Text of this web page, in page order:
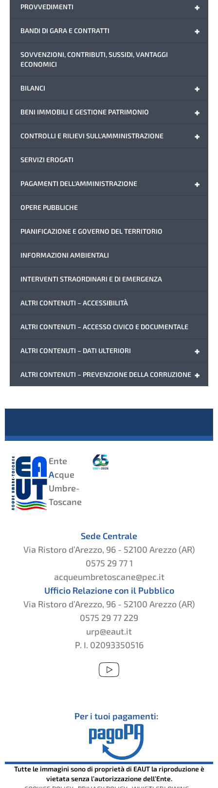
+
PROVVEDIMENTI
+
BANDI DI GARA E CONTRATTI
SOVVENZIONI, CONTRIBUTI, SUSSIDI, VANTAGGI
ECONOMICI
+
BILANCI
+
BENI IMMOBILI E GESTIONE PATRIMONIO
+
CONTROLLI E RILIEVI SULL'AMMINISTRAZIONE
SERVIZI EROGATI
+
PAGAMENTI DELL'AMMINISTRAZIONE
OPERE PUBBLICHE
PIANIFICAZIONE E GOVERNO DEL TERRITORIO
INFORMAZIONI AMBIENTALI
INTERVENTI STRAORDINARI E DI EMERGENZA
ALTRI CONTENUTI – ACCESSIBILITÀ
ALTRI CONTENUTI – ACCESSO CIVICO E DOCUMENTALE
+
ALTRI CONTENUTI – DATI ULTERIORI
+
ALTRI CONTENUTI – PREVENZIONE DELLA CORRUZIONE
Ente
Acque
Umbre-
Toscane
Sede Centrale
Via Ristoro d’Arezzo, 96 - 52100 Arezzo (AR)
0575 29 77 1
acqueumbretoscane@pec.it
Ufficio Relazione con il Pubblico
Via Ristoro d’Arezzo, 96 - 52100 Arezzo (AR)
0575 29 77 229
urp@eaut.it
P. I. 02093350516
Per i tuoi pagamenti:
Tutte le immagini sono di proprietà di EAUT la riproduzione è
vietata senza l’autorizzazione dell’Ente.